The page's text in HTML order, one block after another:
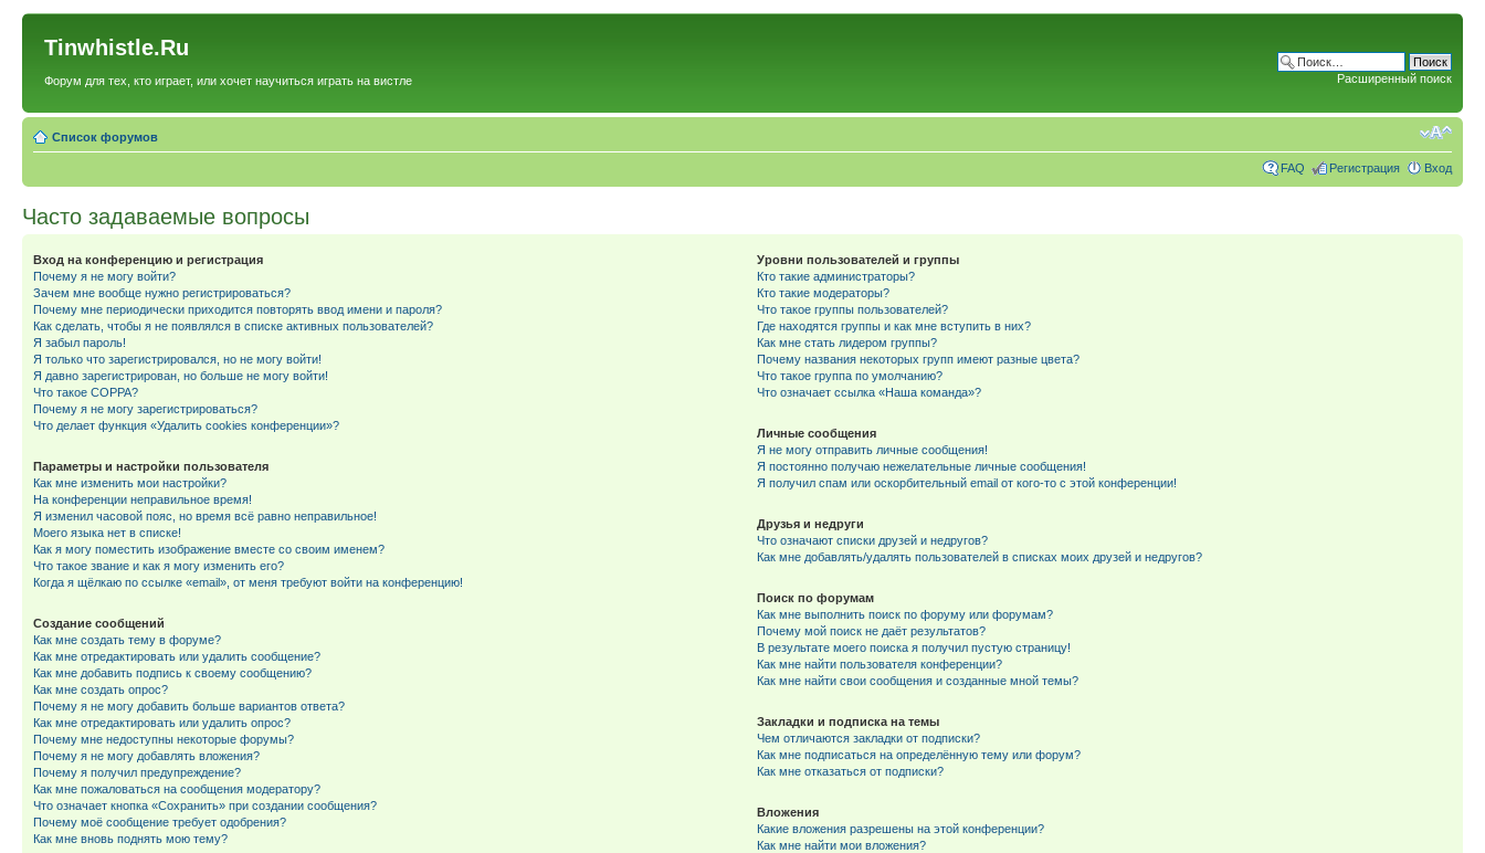
Tinwhistle.Ru
Форум для тех, кто играет, или хочет научиться играть на вистле Расширенный поиск
Список форумов
FAQ Регистрация Вход
Часто задаваемые вопросы
Вход на конференцию и регистрация
Почему я не могу войти?
Зачем мне вообще нужно регистрироваться?
Почему мне периодически приходится повторять ввод имени и пароля?
Как сделать, чтобы я не появлялся в списке активных пользователей?
Я забыл пароль!
Я только что зарегистрировался, но не могу войти!
Я давно зарегистрирован, но больше не могу войти!
Что такое COPPA?
Почему я не могу зарегистрироваться?
Что делает функция «Удалить cookies конференции»?
Параметры и настройки пользователя
Как мне изменить мои настройки?
На конференции неправильное время!
Я изменил часовой пояс, но время всё равно неправильное!
Моего языка нет в списке!
Как я могу поместить изображение вместе со своим именем?
Что такое звание и как я могу изменить его?
Когда я щёлкаю по ссылке «email», от меня требуют войти на конференцию!
Создание сообщений
Как мне создать тему в форуме?
Как мне отредактировать или удалить сообщение?
Как мне добавить подпись к своему сообщению?
Как мне создать опрос?
Почему я не могу добавить больше вариантов ответа?
Как мне отредактировать или удалить опрос?
Почему мне недоступны некоторые форумы?
Почему я не могу добавлять вложения?
Почему я получил предупреждение?
Как мне пожаловаться на сообщения модератору?
Что означает кнопка «Сохранить» при создании сообщения?
Почему моё сообщение требует одобрения?
Как мне вновь поднять мою тему?
Уровни пользователей и группы
Кто такие администраторы?
Кто такие модераторы?
Что такое группы пользователей?
Где находятся группы и как мне вступить в них?
Как мне стать лидером группы?
Почему названия некоторых групп имеют разные цвета?
Что такое группа по умолчанию?
Что означает ссылка «Наша команда»?
Личные сообщения
Я не могу отправить личные сообщения!
Я постоянно получаю нежелательные личные сообщения!
Я получил спам или оскорбительный email от кого-то с этой конференции!
Друзья и недруги
Что означают списки друзей и недругов?
Как мне добавлять/удалять пользователей в списках моих друзей и недругов?
Поиск по форумам
Как мне выполнить поиск по форуму или форумам?
Почему мой поиск не даёт результатов?
В результате моего поиска я получил пустую страницу!
Как мне найти пользователя конференции?
Как мне найти свои сообщения и созданные мной темы?
Закладки и подписка на темы
Чем отличаются закладки от подписки?
Как мне подписаться на определённую тему или форум?
Как мне отказаться от подписки?
Вложения
Какие вложения разрешены на этой конференции?
Как мне найти мои вложения?